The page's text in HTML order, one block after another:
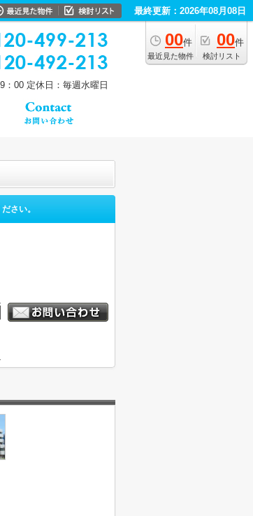
最終更新：2026年08月08日
00件
最近見た物件
00件
検討リスト
：00 定休日：毎週水曜日
さい。